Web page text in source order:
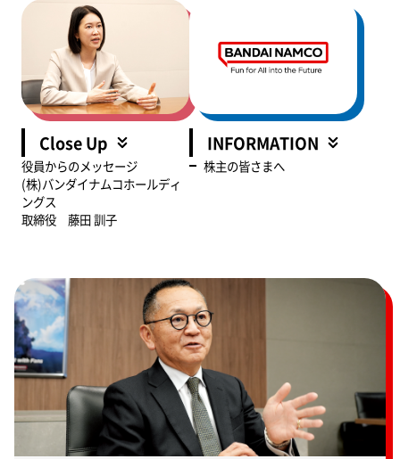
Close Up
役員からのメッセージ
(株)バンダイナムコホールディ
ングス
取締役 藤田 訓子
INFORMATION
株主の皆さまへ